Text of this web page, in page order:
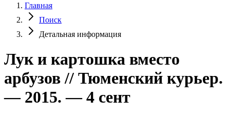
Главная
Поиск
Детальная информация
Лук и картошка вместо
арбузов // Тюменский курьер.
— 2015. — 4 сент